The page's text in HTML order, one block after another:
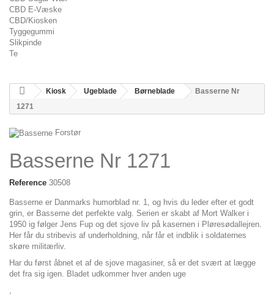
CBD E-Væske
CBD/Kiosken
Tyggegummi
Slikpinde
Te
Kiosk Ugeblade Børneblade
Basserne Nr
1271
Forstør
Basserne Nr 1271
Reference 30508
Basserne er Danmarks humorblad nr. 1, og hvis du leder efter et godt
grin, er Basserne det perfekte valg. Serien er skabt af Mort Walker i
1950 ig følger Jens Fup og det sjove liv på kasernen i Pløresødallejren.
Her får du stribevis af underholdning, når får et indblik i soldaternes
skøre militærliv.
Har du først åbnet et af de sjove magasiner, så er det svært at lægge
det fra sig igen. Bladet udkommer hver anden uge